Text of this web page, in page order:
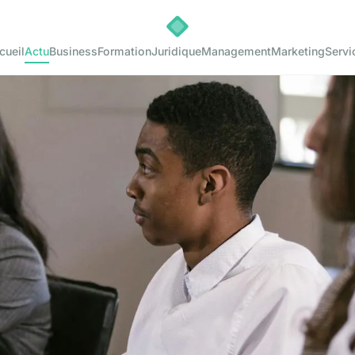
ActuBusinessFormationJuridiqueManagementMarketing